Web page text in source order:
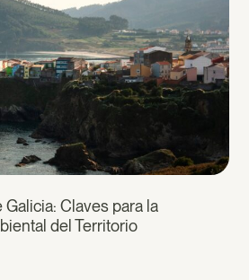
Claves para la
del Territorio